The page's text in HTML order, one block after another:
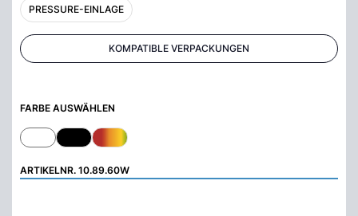
PRESSURE-EINLAGE
KOMPATIBLE VERPACKUNGEN
FARBE AUSWÄHLEN
ARTIKELNR. 10.89.60W